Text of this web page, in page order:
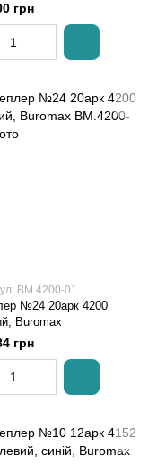
грн
BM.4200-01
№24 20арк 4200
Buromax
грн